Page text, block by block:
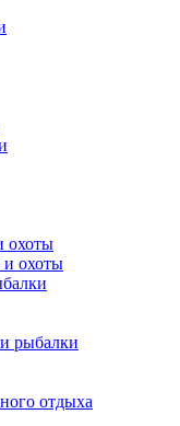
охоты
охоты
рыбалки
отдыха